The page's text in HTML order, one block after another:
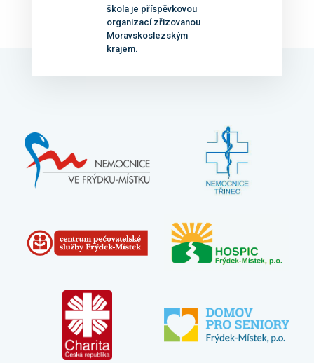
škola je příspěvkovou
organizací zřizovanou
Moravskoslezským
krajem.